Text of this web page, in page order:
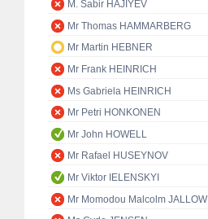
M. Sabir HAJIYEV
Mr Thomas HAMMARBERG
Mr Martin HEBNER
Mr Frank HEINRICH
Ms Gabriela HEINRICH
Mr Petri HONKONEN
Mr John HOWELL
Mr Rafael HUSEYNOV
Mr Viktor IELENSKYI
Mr Momodou Malcolm JALLOW